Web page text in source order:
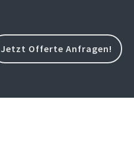
Jetzt Offerte Anfragen!